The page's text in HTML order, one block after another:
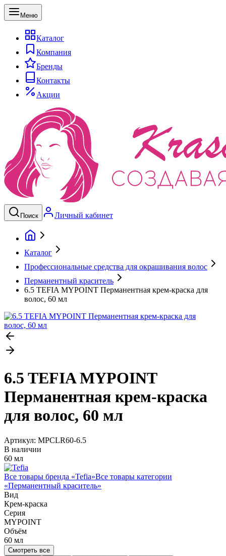
Меню
Каталог
Компания
Бренды
Контакты
Акции
Поиск Личный кабинет
Каталог
Профессиональные средства для окрашивания волос
Перманентный краситель
6.5 TEFIA MYPOINT Перманентная крем-краска для
волос, 60 мл
6.5 TEFIA MYPOINT
Перманентная крем-краска
для волос, 60 мл
Артикул: MPCLR60-6.5
В наличии
60 мл
Все товары бренда «Tefia»Все товары категории
«Перманентный краситель»
Вид
Крем-краска
Серия
MYPOINT
Объём
60 мл
Смотреть все